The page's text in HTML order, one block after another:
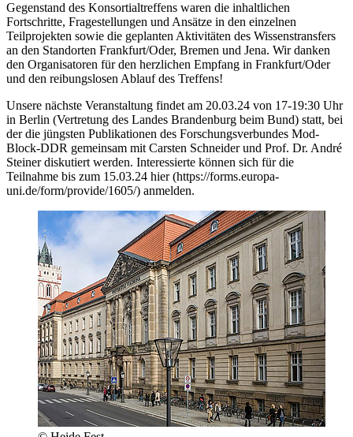
Gegenstand des Konsortialtreffens waren die inhaltlichen
Fortschritte, Fragestellungen und Ansätze in den einzelnen
Teilprojekten sowie die geplanten Aktivitäten des Wissenstransfers
an den Standorten Frankfurt/Oder, Bremen und Jena. Wir danken
den Organisatoren für den herzlichen Empfang in Frankfurt/Oder
und den reibungslosen Ablauf des Treffens!
Unsere nächste Veranstaltung findet am 20.03.24 von 17-19:30 Uhr
in Berlin (Vertretung des Landes Brandenburg beim Bund) statt, bei
der die jüngsten Publikationen des Forschungsverbundes Mod-
Block-DDR gemeinsam mit Carsten Schneider und Prof. Dr. André
Steiner diskutiert werden. Interessierte können sich für die
Teilnahme bis zum 15.03.24 hier (https://forms.europa-
uni.de/form/provide/1605/) anmelden.